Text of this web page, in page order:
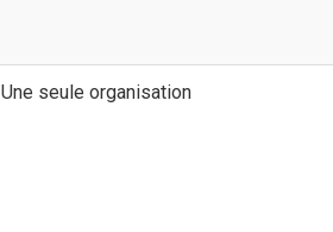
Une seule organisation